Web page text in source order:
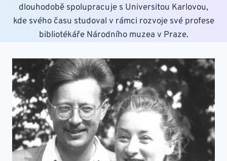
dlouhodobě spolupracuje s Universitou Karlovou,
kde svého času studoval v rámci rozvoje své profese
bibliotékáře Národního muzea v Praze.